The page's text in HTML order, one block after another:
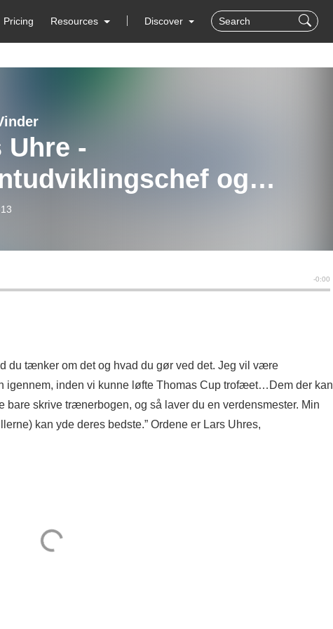
Pricing Resources Discover
Uhre -
og
landstræner #146
du tænker om det og hvad du gør ved det. Jeg vil være
igennem, inden vi kunne løfte Thomas Cup trofæet…Dem der kan
skrive trænerbogen, og så laver du en verdensmester. Min
kan yde deres bedste.” Ordene er Lars Uhres,